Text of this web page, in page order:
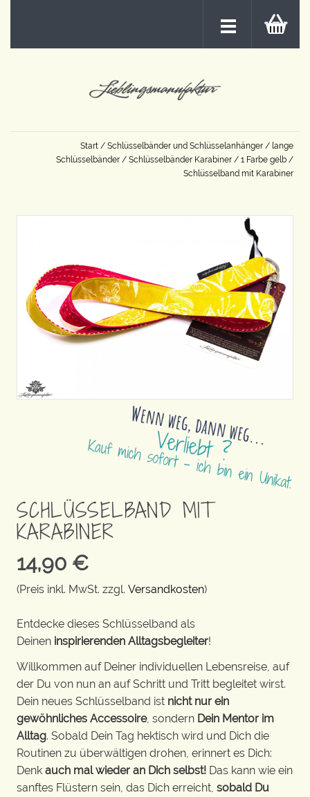
Start / Schlüsselbänder und Schlüsselanhänger / lange
Schlüsselbänder / Schlüsselbänder Karabiner / 1 Farbe gelb /
Schlüsselband mit Karabiner
SCHLÜSSELBAND MIT
KARABINER
14,90 €
(Preis inkl. MwSt. zzgl. Versandkosten)
Entdecke dieses Schlüsselband als
Deinen inspirierenden Alltagsbegleiter!
Willkommen auf Deiner individuellen Lebensreise, auf
der Du von nun an auf Schritt und Tritt begleitet wirst.
Dein neues Schlüsselband ist nicht nur ein
gewöhnliches Accessoire, sondern Dein Mentor im
Alltag. Sobald Dein Tag hektisch wird und Dich die
Routinen zu überwältigen drohen, erinnert es Dich:
Denk auch mal wieder an Dich selbst! Das kann wie ein
sanftes Flüstern sein, das Dich erreicht, sobald Du